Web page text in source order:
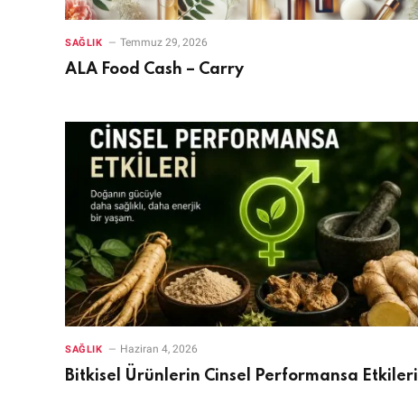
SAĞLIK Temmuz 29, 2026
ALA Food Cash – Carry
SAĞLIK Haziran 4, 2026
Bitkisel Ürünlerin Cinsel Performansa Etkileri